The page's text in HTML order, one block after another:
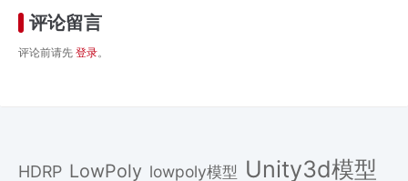
评论留言
评论前请先 登录。
HDRP LowPoly lowpoly模型 Unity3d模型